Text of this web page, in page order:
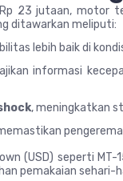
23 jutaan, motor
ditawarkan meliputi:
lebih baik di
informasi
, meningkatkan
(USD) seperti
pemakaian sehari-